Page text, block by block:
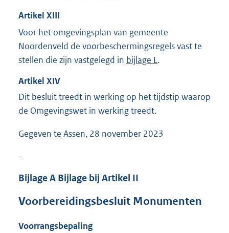
Artikel XIII
Voor het omgevingsplan van gemeente
Noordenveld de voorbeschermingsregels vast te
stellen die zijn vastgelegd in bijlage L.
Artikel XIV
Dit besluit treedt in werking op het tijdstip waarop
de Omgevingswet in werking treedt.
Gegeven te Assen, 28 november 2023
-
BijlageA Bijlage bij Artikel II
Voorbereidingsbesluit Monumenten
Voorrangsbepaling